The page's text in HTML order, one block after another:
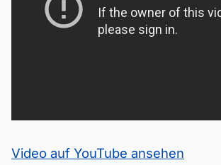
Video auf YouTube ansehen